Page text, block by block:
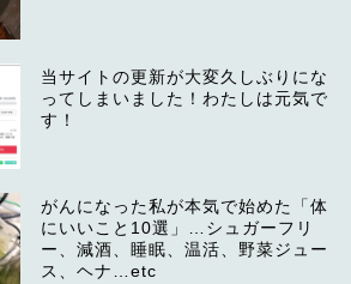
当サイトの更新が大変久しぶりにな
ってしまいました！わたしは元気で
す！
がんになった私が本気で始めた「体
にいいこと10選」…シュガーフリ
ー、減酒、睡眠、温活、野菜ジュー
ス、ヘナ…etc